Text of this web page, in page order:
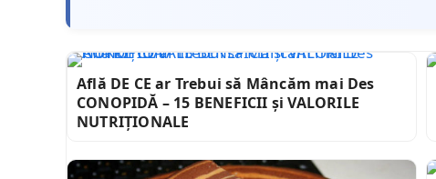
Află DE CE ar Trebui să Mâncăm mai Des
CONOPIDĂ – 15 BENEFICII și VALORILE
NUTRIȚIONALE